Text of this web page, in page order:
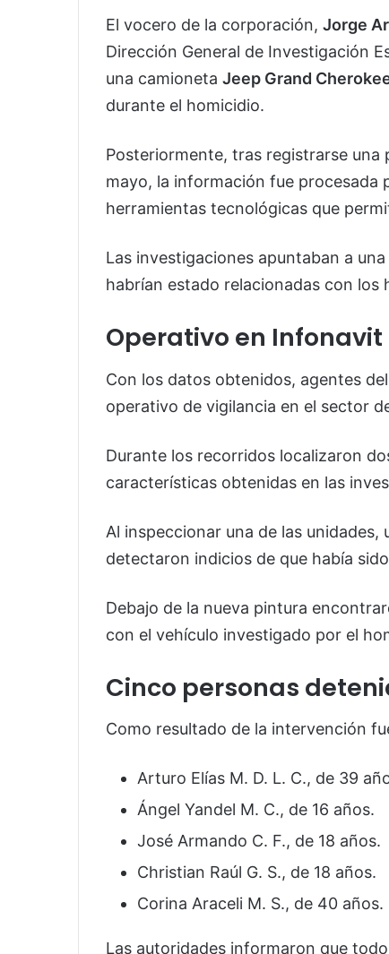
El vocero de la corporación, Jorge
Dirección General de Investigación
una camioneta Jeep Grand
durante el homicidio.
Posteriormente, tras registrarse una
mayo, la información fue procesada
herramientas tecnológicas que
Las investigaciones apuntaban a
habrían estado relacionadas con los
Operativo en Infonavit
Con los datos obtenidos, agentes
operativo de vigilancia en el sector
Durante los recorridos localizaron
características obtenidas en las
Al inspeccionar una de las
detectaron indicios de que había
Debajo de la nueva pintura
con el vehículo investigado por el
Cinco personas
Como resultado de la intervención
Arturo Elías M. D. L. C., de 39
Ángel Yandel M. C., de 16 años.
José Armando C. F., de 18 años.
Christian Raúl G. S., de 18 años.
Corina Araceli M. S., de 40 años.
Las autoridades informaron que